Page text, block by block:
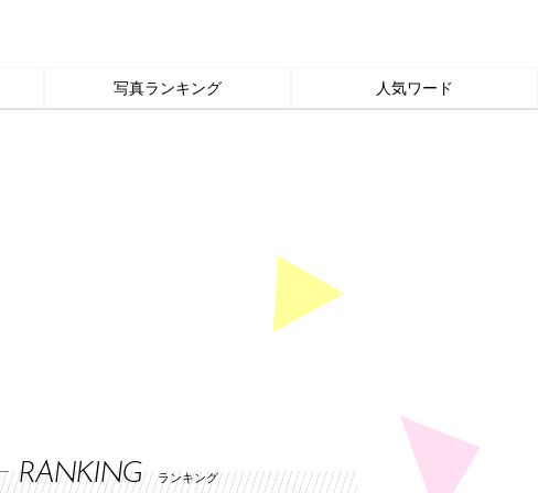
写真ランキング 人気ワード
RANKING ランキング